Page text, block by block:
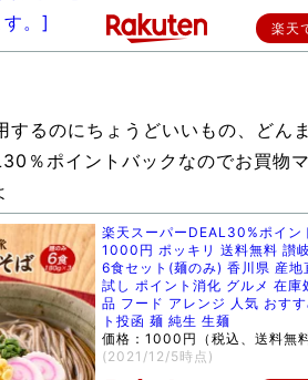
楽天
するのにちょうどいいもの、どん
％ポイントバックなのでお買物
楽天スーパーDEAL30%ポイン
1000円 ポッキリ 送料無料 讃
6食セット(麺のみ) 香川県 産地
試し ポイント消化 グルメ 在庫
品 フード アレンジ 人気 おす
ト投函 麺 純生 生麺
価格：1000円（税込、送料無
(2021/12/5時点)